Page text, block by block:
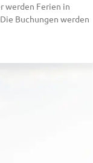
werden Ferien in
Buchungen werden